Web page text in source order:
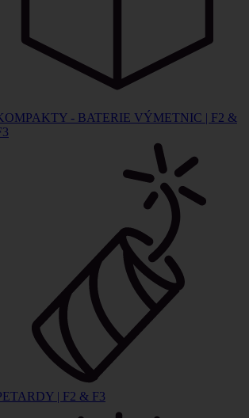
- BATERIE VÝMETNIC | F2 &
| F2 & F3